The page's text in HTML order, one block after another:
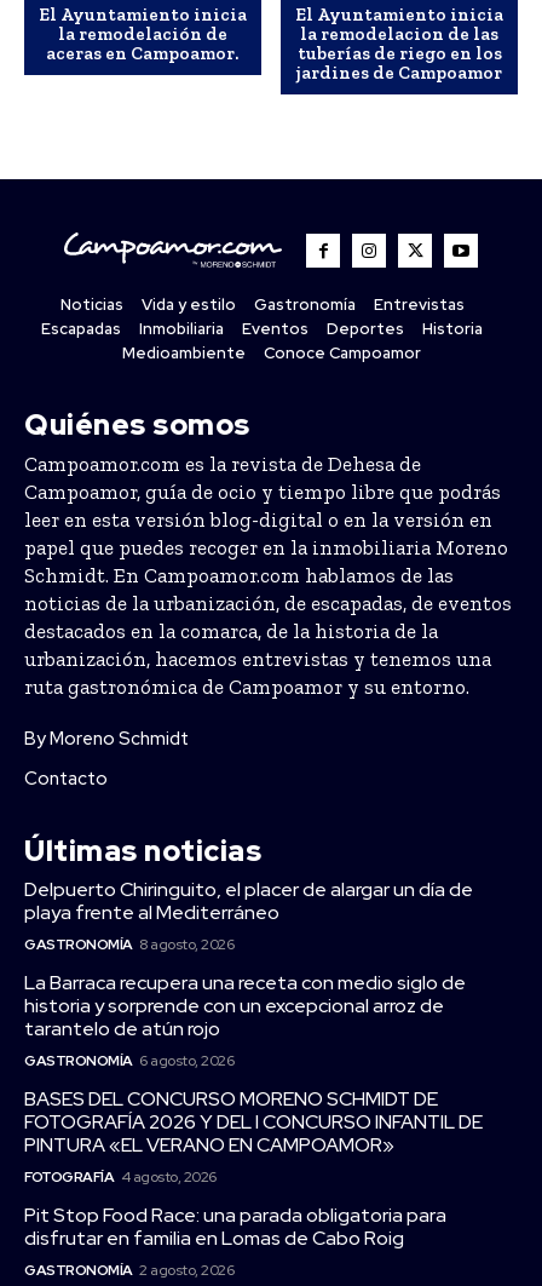
El Ayuntamiento inicia
la remodelación de
aceras en Campoamor.
El Ayuntamiento inicia
la remodelacion de las
tuberías de riego en los
jardines de Campoamor
Noticias Vida y estilo Gastronomía
Entrevistas
Escapadas
Inmobiliaria Eventos Deportes
Historia
Medioambiente
Conoce Campoamor
Quiénes somos
Campoamor.com es la revista de Dehesa de
Campoamor, guía de ocio y tiempo libre que podrás
leer en esta versión blog-digital o en la versión en
papel que puedes recoger en la inmobiliaria Moreno
Schmidt. En Campoamor.com hablamos de las
noticias de la urbanización, de escapadas, de eventos
destacados en la comarca, de la historia de la
urbanización, hacemos entrevistas y tenemos una
ruta gastronómica de Campoamor y su entorno.
By Moreno Schmidt
Contacto
Últimas noticias
Delpuerto Chiringuito, el placer de alargar un día de
playa frente al Mediterráneo
GASTRONOMÍA 8 agosto, 2026
La Barraca recupera una receta con medio siglo de
historia y sorprende con un excepcional arroz de
tarantelo de atún rojo
GASTRONOMÍA 6 agosto, 2026
BASES DEL CONCURSO MORENO SCHMIDT DE
FOTOGRAFÍA 2026 Y DEL I CONCURSO INFANTIL DE
PINTURA «EL VERANO EN CAMPOAMOR»
FOTOGRAFÍA 4 agosto, 2026
Pit Stop Food Race: una parada obligatoria para
disfrutar en familia en Lomas de Cabo Roig
GASTRONOMÍA 2 agosto, 2026